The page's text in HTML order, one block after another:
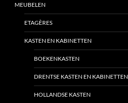
MEUBELEN
ETAGÈRES
KASTEN EN KABINETTEN
BOEKENKASTEN
DRENTSE KASTEN EN KABINETTEN
HOLLANDSE KASTEN